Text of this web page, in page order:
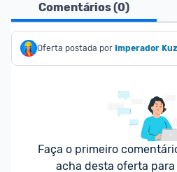
se aos detalhes abaixo:
- É necessário ter o valor
+ frete) em forma de saldo
- Você pode transferir a
bancária para o MagaluPay
- Para parclar compras, é
cartão de crédito no
Comentários (0)
Oferta postada por Imperador
Faça o primeiro
acha desta oferta